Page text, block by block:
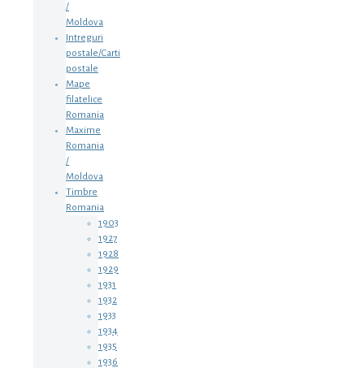
/
Moldova
Intreguri
postale/Carti
postale
Mape
filatelice
Romania
Maxime
Romania
/
Moldova
Timbre
Romania
1903
1927
1928
1929
1931
1932
1933
1934
1935
1936